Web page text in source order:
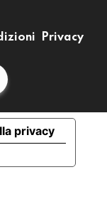
Privacy
privacy